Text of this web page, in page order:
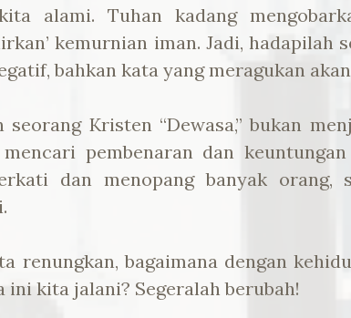
alami. Tuhan kadang
kemurnian iman. Jadi, hadapilah
bahkan kata yang meragukan
seorang Kristen “Dewasa,” bukan
pembenaran dan
dan menopang banyak orang,
renungkan, bagaimana dengan
ini kita jalani? Segeralah berubah!